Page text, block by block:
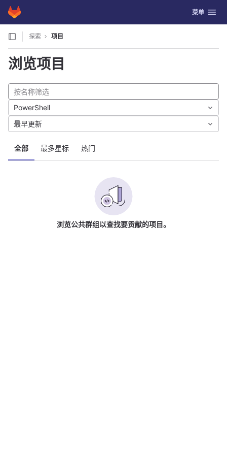
Skip to content
GitLab 切换导航
菜单
探索 项目
浏览项目
全部 最多星标 热门
PowerShell
最早更新
浏览公共群组以查找要贡献的项目。